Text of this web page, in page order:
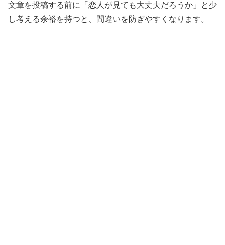
文章を投稿する前に「恋人が見ても大丈夫だろうか」と少
し考える余裕を持つと、間違いを防ぎやすくなります。